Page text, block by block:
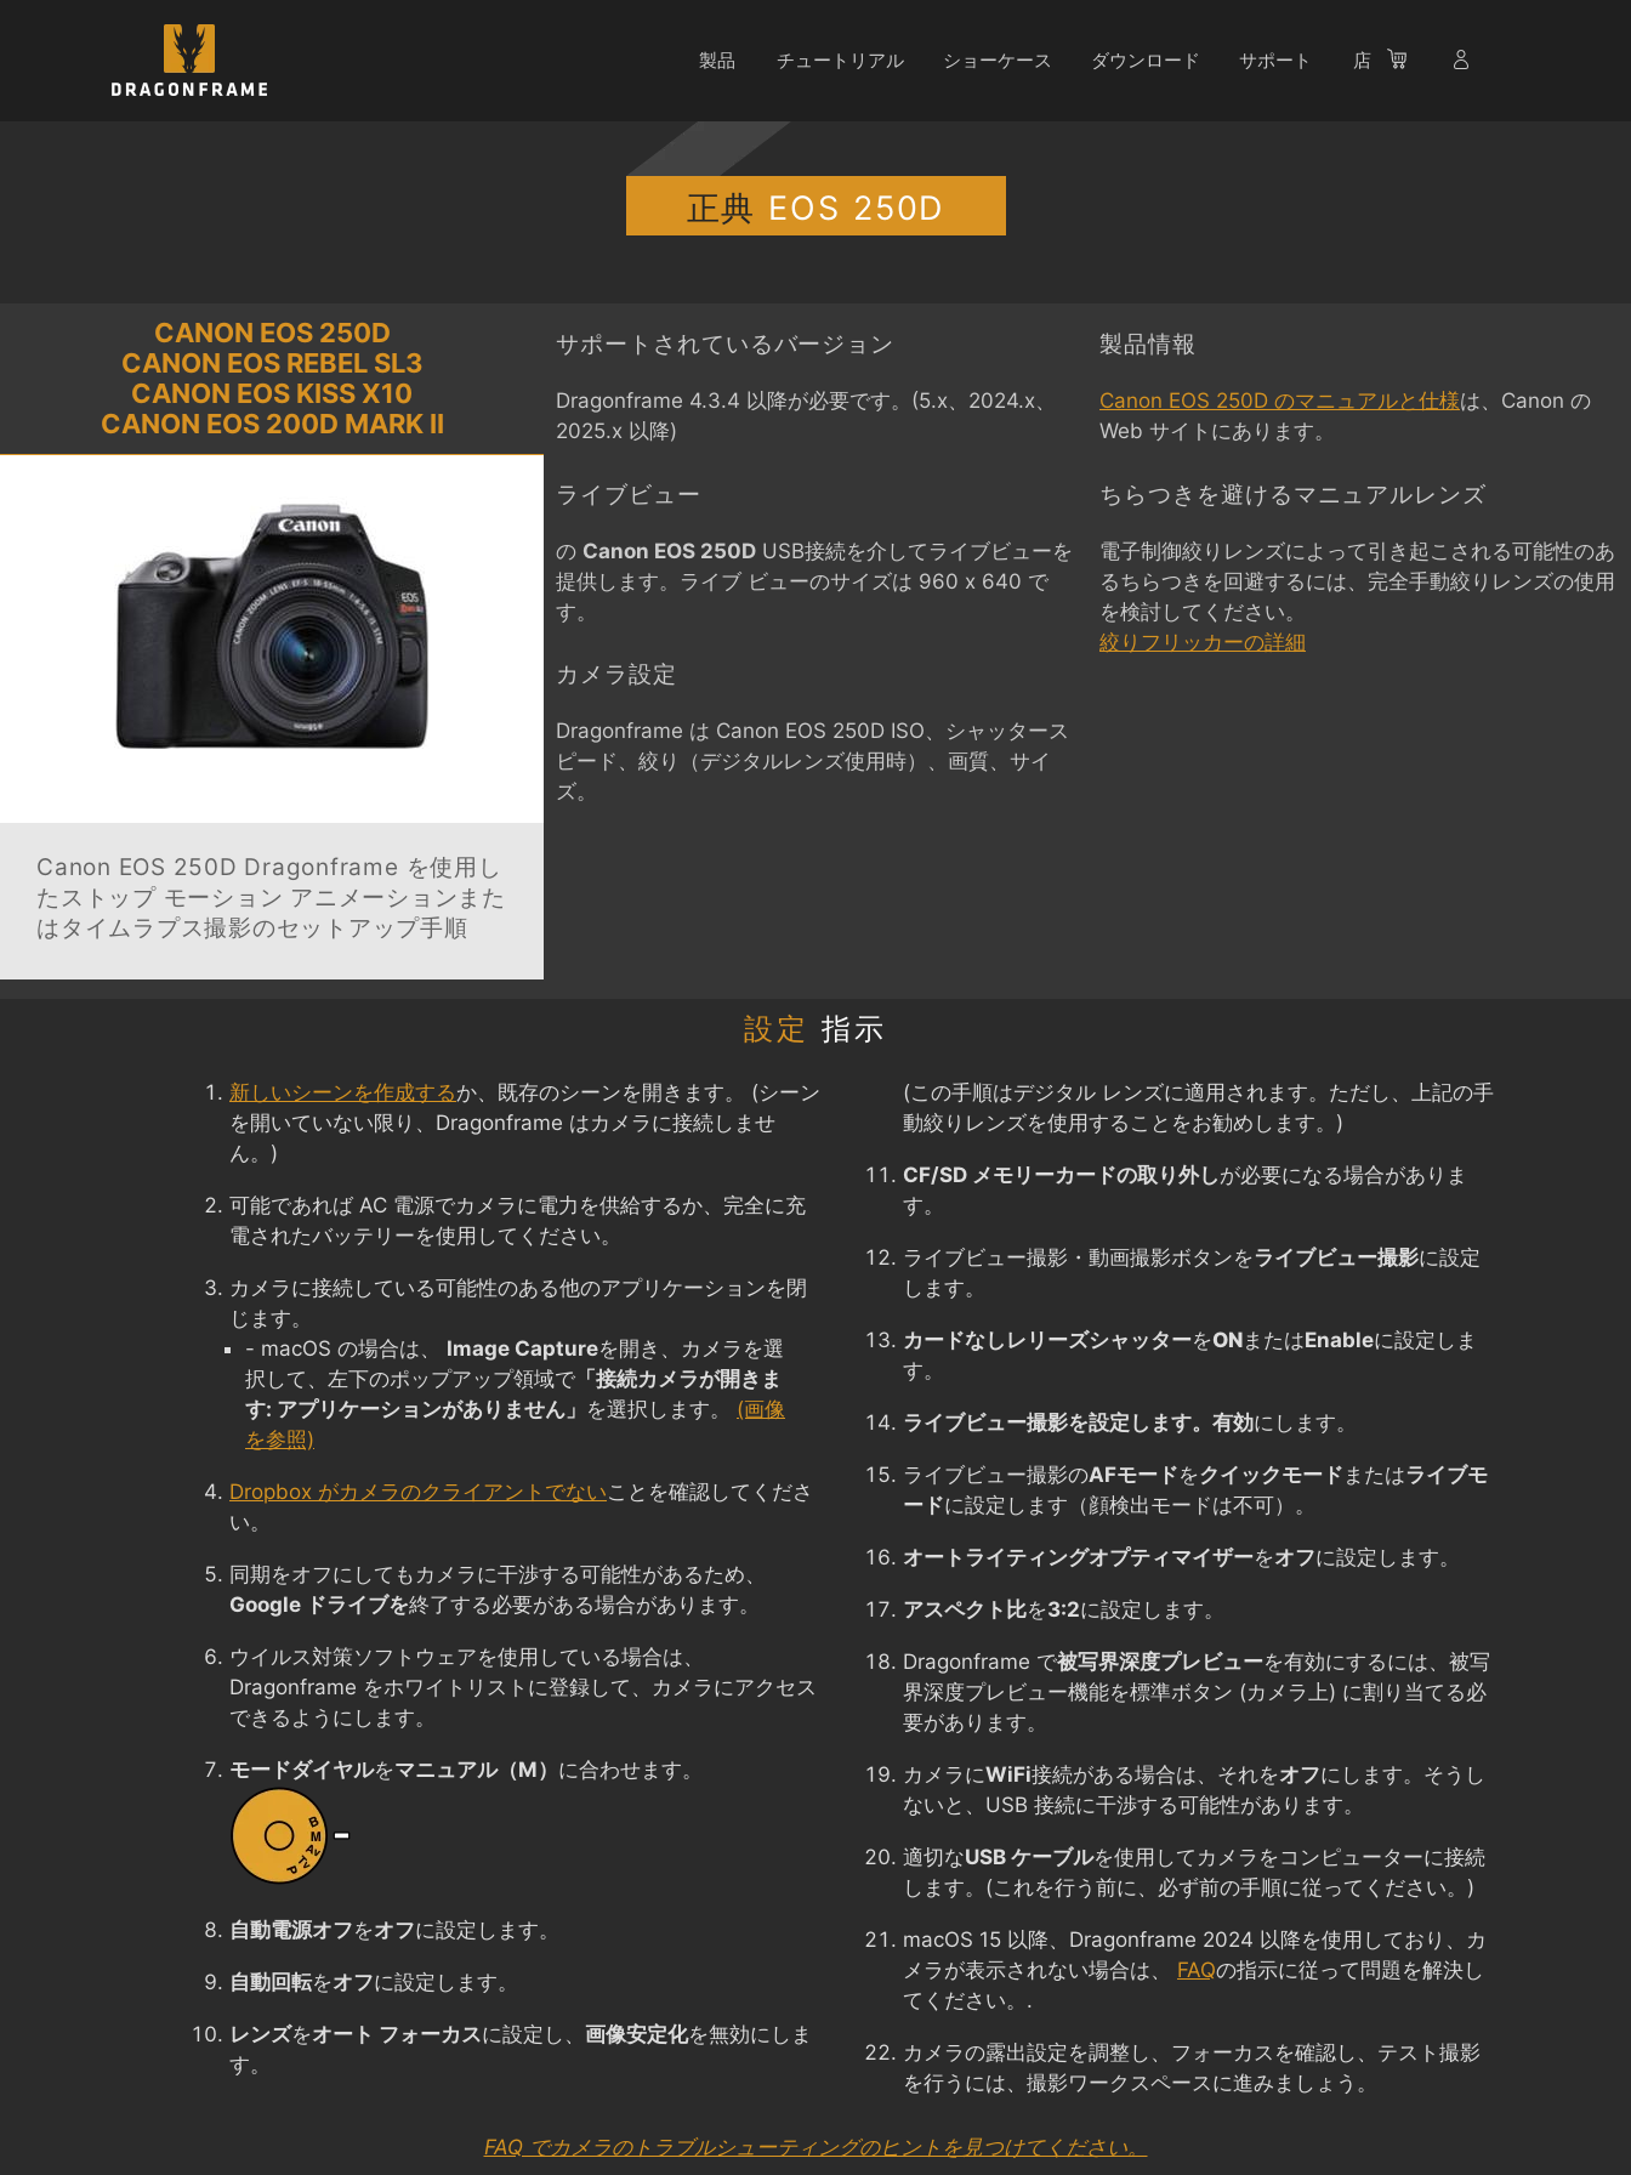
製品 チュートリアル ショーケース ダウンロード サポート 店
正典 EOS 250D
CANON EOS 250D
CANON EOS REBEL SL3
CANON EOS KISS X10
CANON EOS 200D MARK II
Canon EOS 250D Dragonframe を使用し
たストップ モーション アニメーションまた
はタイムラプス撮影のセットアップ手順
サポートされているバージョン
Dragonframe 4.3.4 以降が必要です。(5.x、2024.x、
2025.x 以降)
ライブビュー
の Canon EOS 250D USB接続を介してライブビューを
提供します。ライブ ビューのサイズは 960 x 640 で
す。
カメラ設定
Dragonframe は Canon EOS 250D ISO、シャッタース
ピード、絞り（デジタルレンズ使用時）、画質、サイ
ズ。
製品情報
Canon EOS 250D のマニュアルと仕様は、Canon の
Web サイトにあります。
ちらつきを避けるマニュアルレンズ
電子制御絞りレンズによって引き起こされる可能性のあ
るちらつきを回避するには、完全手動絞りレンズの使用
を検討してください。
絞りフリッカーの詳細
設定 指示
新しいシーンを作成するか、既存のシーンを開きます。 (シーン
を開いていない限り、Dragonframe はカメラに接続しませ
ん。)
可能であれば AC 電源でカメラに電力を供給するか、完全に充
電されたバッテリーを使用してください。
カメラに接続している可能性のある他のアプリケーションを閉
じます。
- macOS の場合は、 Image Captureを開き、カメラを選
択して、左下のポップアップ領域で 「接続カメラが開きま
す: アプリケーションがありません」 を選択します。 (画像
を参照)
Dropbox がカメラのクライアントでないことを確認してくださ
い。
同期をオフにしてもカメラに干渉する可能性があるため、
Google ドライブを終了する必要がある場合があります。
ウイルス対策ソフトウェアを使用している場合は、
Dragonframe をホワイトリストに登録して、カメラにアクセス
できるようにします。
モードダイヤルをマニュアル（M） に合わせます。
自動電源オフをオフに設定します。
自動回転をオフに設定します。
レンズをオート フォーカスに設定し、 画像安定化を無効にしま
す。
(この手順はデジタル レンズに適用されます。ただし、上記の手
動絞りレンズを使用することをお勧めします。)
CF/SD メモリーカードの取り外しが必要になる場合がありま
す。
ライブビュー撮影・動画撮影ボタンをライブビュー撮影に設定
します。
カードなしレリーズシャッターをONまたはEnableに設定しま
す。
ライブビュー撮影を設定します。 有効にします。
ライブビュー撮影のAFモードをクイックモード またはライブモ
ードに設定します（顔検出モードは不可）。
オートライティングオプティマイザーをオフに設定します。
アスペクト比を3:2に設定します。
Dragonframe で被写界深度プレビューを有効にするには、被写
界深度プレビュー機能を標準ボタン (カメラ上) に割り当てる必
要があります。
カメラにWiFi接続がある場合は、それをオフにします。そうし
ないと、USB 接続に干渉する可能性があります。
適切なUSB ケーブルを使用してカメラをコンピューターに接続
します。(これを行う前に、必ず前の手順に従ってください。)
macOS 15 以降、Dragonframe 2024 以降を使用しており、カ
メラが表示されない場合は、 FAQの指示に従って問題を解決し
てください。.
カメラの露出設定を調整し、フォーカスを確認し、テスト撮影
を行うには、撮影ワークスペースに進みましょう。
FAQ でカメラのトラブルシューティングのヒントを見つけてください。